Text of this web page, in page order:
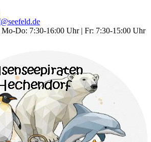
Do: 7:30-16:00 Uhr | Fr: 7:30-15:00 Uhr